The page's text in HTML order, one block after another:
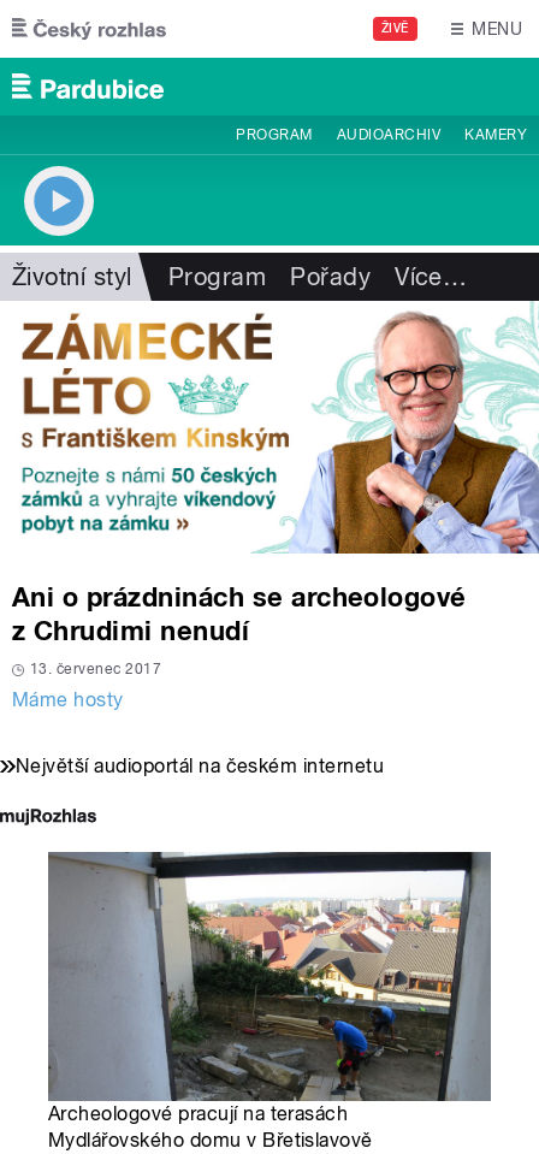
Přejít k hlavnímu obsahu
ŽIVĚ MENU
PROGRAM AUDIOARCHIV KAMERY
Životní styl Program Pořady Více…
Ani o prázdninách se archeologové
z Chrudimi nenudí
13. červenec 2017
Máme hosty
Největší audioportál na českém internetu
Archeologové pracují na terasách
Mydlářovského domu v Břetislavově